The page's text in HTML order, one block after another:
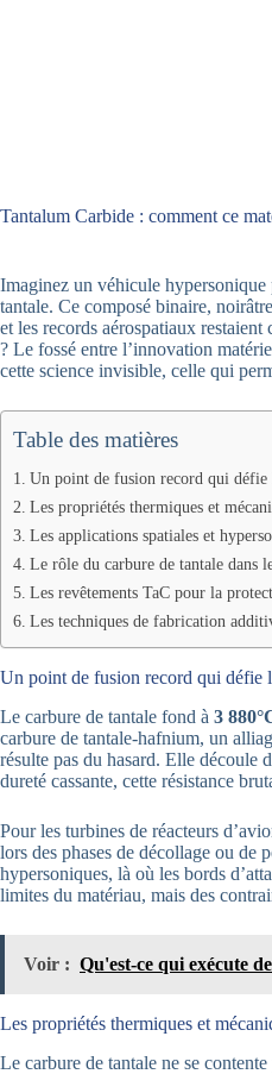
Tantalum Carbide : comment ce
Imaginez un véhicule hypersonique
tantale. Ce composé binaire,
et les records aérospatiaux
? Le fossé entre l’innovation
cette science invisible, celle qui
Table des matières
Un point de fusion record qui défie
Les propriétés thermiques et
Les applications spatiales et
Le rôle du carbure de tantale dans
Les revêtements TaC pour la
Les techniques de fabrication
Un point de fusion record qui défie
Le carbure de tantale fond à 3
carbure de tantale-hafnium, un
résulte pas du hasard. Elle découle
dureté cassante, cette résistance
Pour les turbines de réacteurs
lors des phases de décollage ou de
hypersoniques, là où les bords
limites du matériau, mais des
Voir : Qu'est-ce qui exécute
Les propriétés thermiques et
Le carbure de tantale ne se